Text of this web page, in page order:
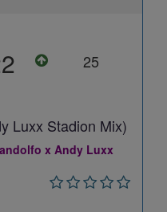
25
Luxx Stadion Mix)
x Andy Luxx